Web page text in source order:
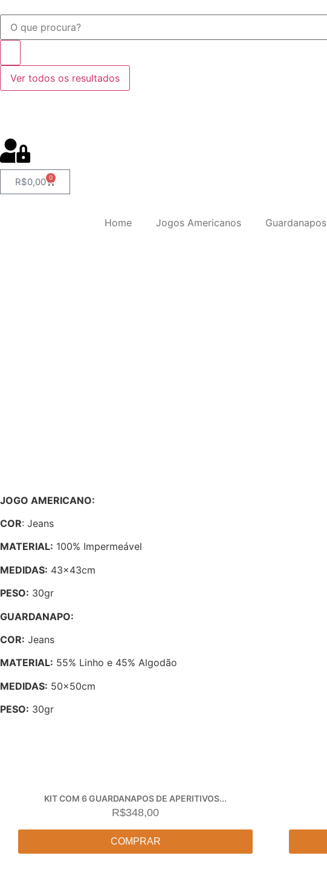
Ver todos os resultados
R$0,00 0
Home Jogos Americanos Guardanapos
JOGO AMERICANO:
COR: Jeans
MATERIAL: 100% Impermeável
MEDIDAS: 43x43cm
PESO: 30gr
GUARDANAPO:
COR: Jeans
MATERIAL: 55% Linho e 45% Algodão
MEDIDAS: 50x50cm
PESO: 30gr
KIT COM 6 GUARDANAPOS DE APERITIVOS...
R$348,00
COMPRAR